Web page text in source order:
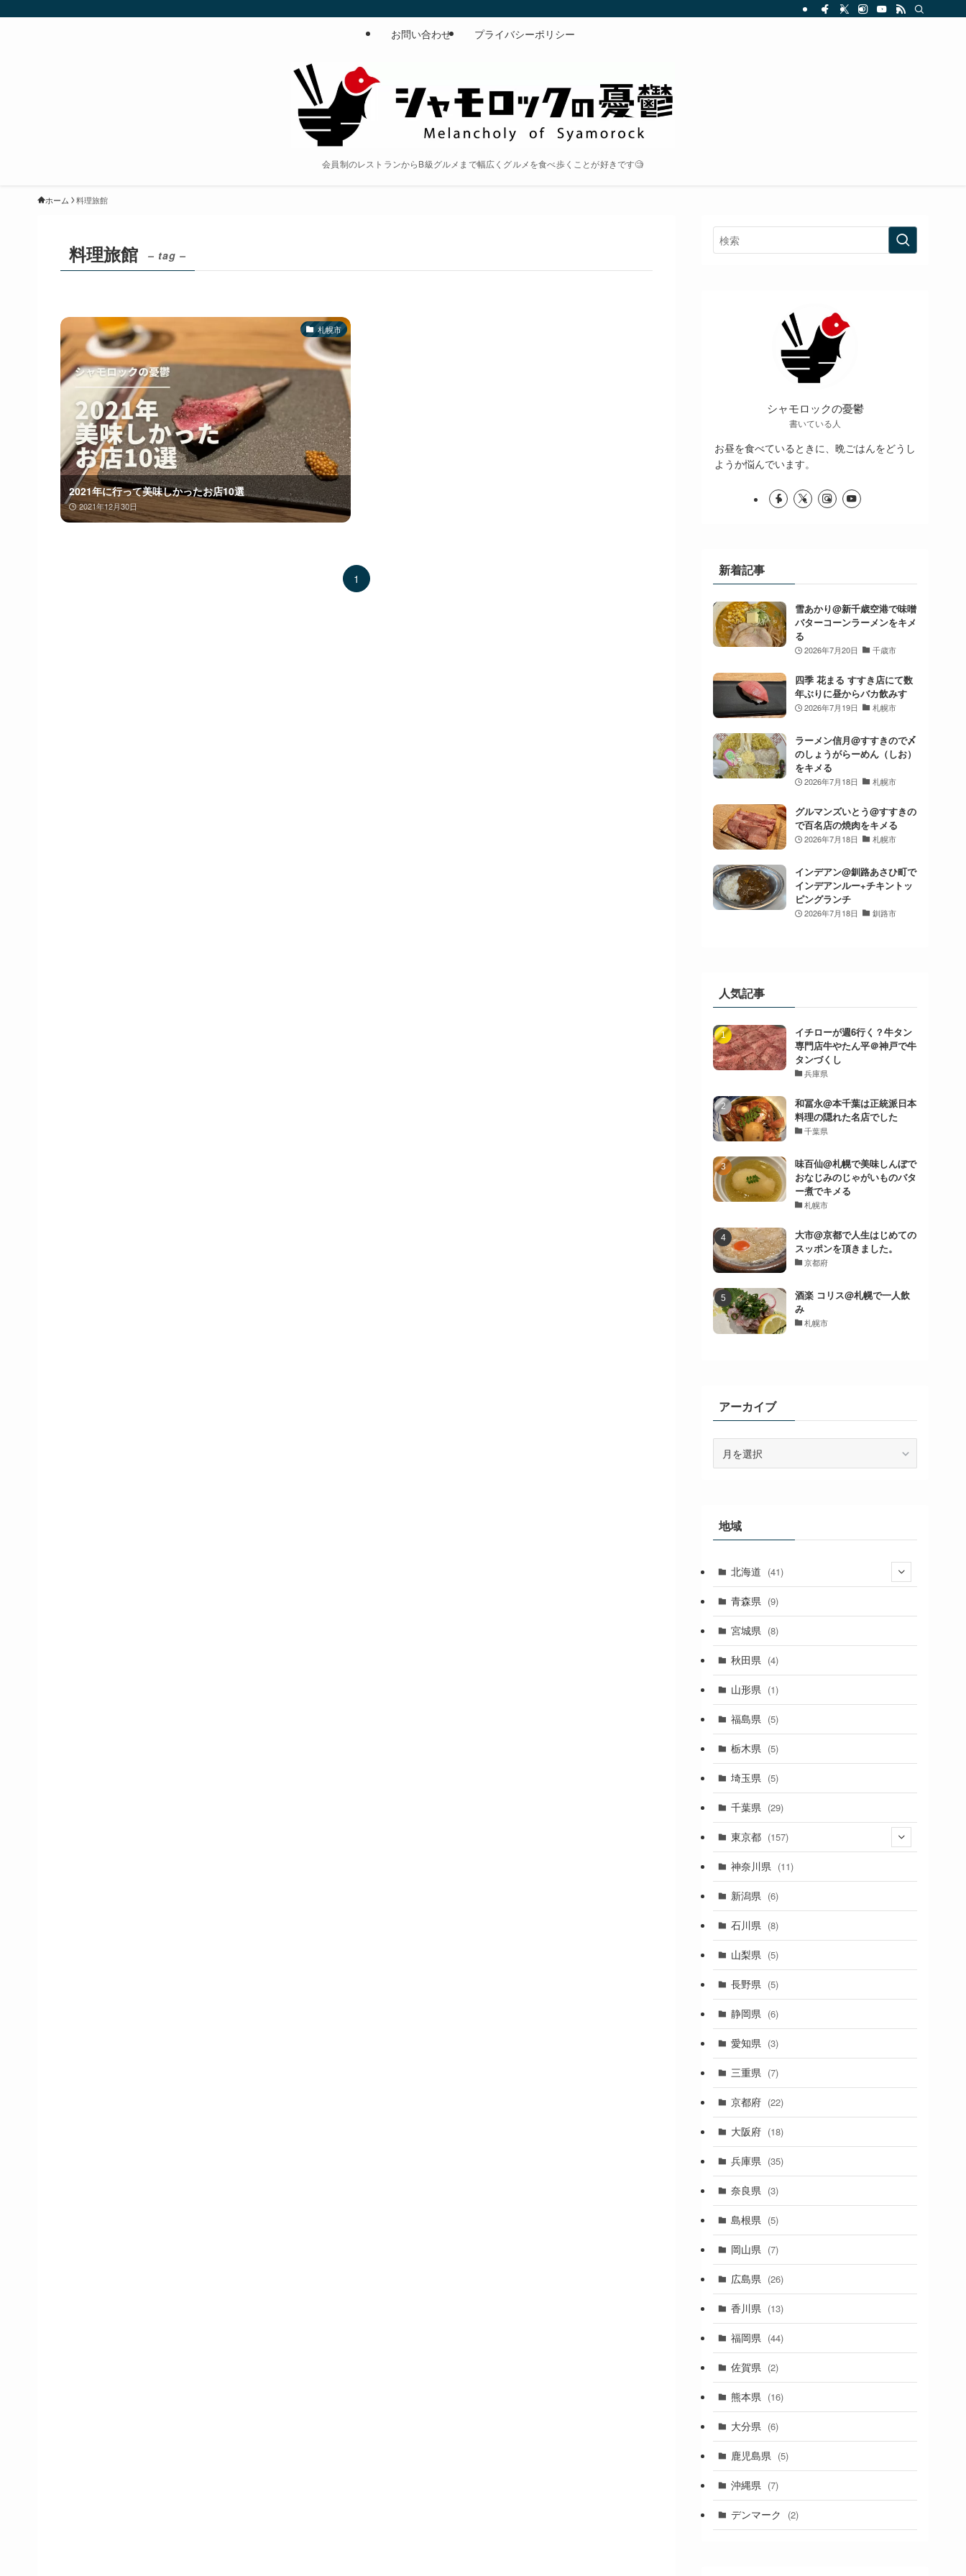
会員制のレストランからB級グルメまで幅広くグルメを食べ歩くことが好きです🧐
お問い合わせ プライバシーポリシー
ホーム 料理旅館
料理旅館 – tag –
札幌市
2021年に行って美味しかったお店10選
2021年12月30日
1
シャモロックの憂鬱
書いている人
お昼を食べているときに、晩ごはんをどうし
ようか悩んでいます。
新着記事
雪あかり@新千歳空港で味噌
バターコーンラーメンをキメ
る
2026年7月20日 千歳市
四季 花まる すすき店にて数
年ぶりに昼からバカ飲みす
2026年7月19日 札幌市
ラーメン信月@すすきので〆
のしょうがらーめん（しお）
をキメる
2026年7月18日 札幌市
グルマンズいとう@すすきの
で百名店の焼肉をキメる
2026年7月18日 札幌市
インデアン@釧路あさひ町で
インデアンルー+チキントッ
ピングランチ
2026年7月18日 釧路市
人気記事
イチローが週6行く？牛タン
専門店牛やたん平＠神戸で牛
タンづくし
兵庫県
和冨永@本千葉は正統派日本
料理の隠れた名店でした
千葉県
味百仙@札幌で美味しんぼで
おなじみのじゃがいものバタ
ー煮でキメる
札幌市
大市@京都で人生はじめての
スッポンを頂きました。
京都府
酒楽 コリス@札幌で一人飲
み
札幌市
アーカイブ
地域
北海道 (41)
(27)
(2)
(1)
(1)
(1)
(2)
(1)
(3)
青森県 (9)
宮城県 (8)
秋田県 (4)
山形県 (1)
福島県 (5)
栃木県 (5)
埼玉県 (5)
千葉県 (29)
東京都 (157)
(36)
(11)
(31)
(1)
(5)
(1)
(1)
(11)
(4)
(4)
(17)
(4)
(7)
(3)
(1)
神奈川県 (11)
新潟県 (6)
石川県 (8)
山梨県 (5)
長野県 (5)
静岡県 (6)
愛知県 (3)
三重県 (7)
京都府 (22)
大阪府 (18)
兵庫県 (35)
奈良県 (3)
島根県 (5)
岡山県 (7)
広島県 (26)
香川県 (13)
福岡県 (44)
佐賀県 (2)
熊本県 (16)
大分県 (6)
鹿児島県 (5)
沖縄県 (7)
デンマーク (2)